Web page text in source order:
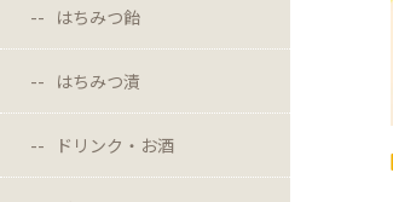
はちみつ飴
はちみつ漬
ドリンク・お酒